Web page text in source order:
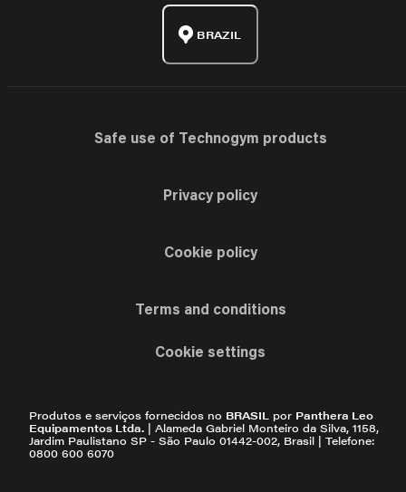
BRAZIL
Safe use of Technogym products
Privacy policy
Cookie policy
Terms and conditions
Cookie settings
Produtos e serviços fornecidos no BRASIL por Panthera Leo
Equipamentos Ltda. | Alameda Gabriel Monteiro da Silva, 1158,
Jardim Paulistano SP - São Paulo 01442-002, Brasil | Telefone:
0800 600 6070